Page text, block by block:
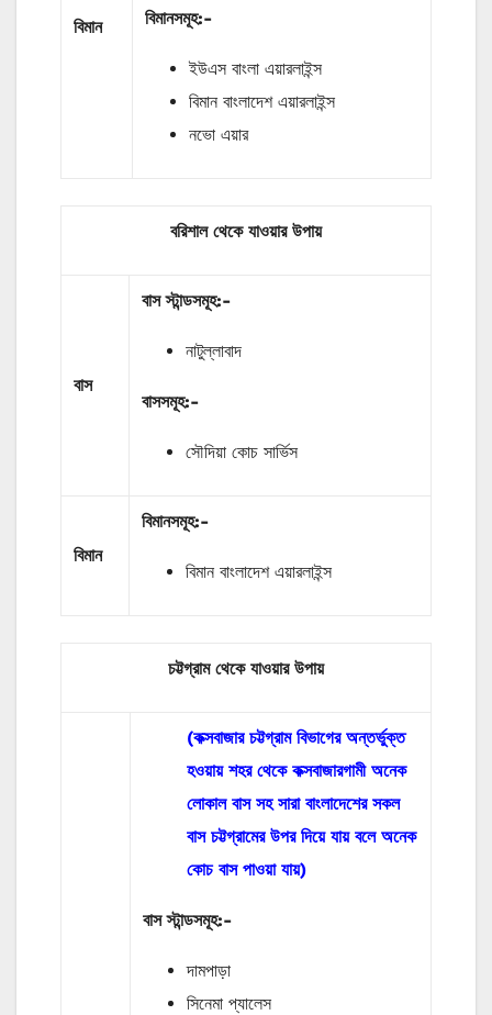
বিমান বিমানসমূহ:-
ইউএস বাংলা এয়ারলাইন্স
বিমান বাংলাদেশ এয়ারলাইন্স
নভো এয়ার
বরিশাল থেকে যাওয়ার উপায়
বাস
বাস স্টান্ডসমূহ:-
নাটুল্লাবাদ
বাসসমূহ:-
সৌদিয়া কোচ সার্ভিস
বিমান
বিমানসমূহ:-
বিমান বাংলাদেশ এয়ারলাইন্স
চট্টগ্রাম থেকে যাওয়ার উপায়
(কক্সবাজার চট্টগ্রাম বিভাগের অন্তর্ভুক্ত
হওয়ায় শহর থেকে কক্সবাজারগামী অনেক
লোকাল বাস সহ সারা বাংলাদেশের সকল
বাস চট্টগ্রামের উপর দিয়ে যায় বলে অনেক
কোচ বাস পাওয়া যায়)
বাস স্টান্ডসমূহ:-
দামপাড়া
সিনেমা প্যালেস